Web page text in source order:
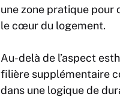
une zone pratique pour
le cœur du logement.
Au-delà de l’aspect
filière supplémentaire
dans une logique de